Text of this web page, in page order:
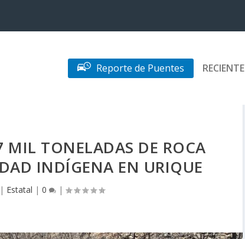
Reporte de Puentes RECIENTE
MIL TONELADAS DE ROCA
INDÍGENA EN URIQUE
| Estatal |0 |